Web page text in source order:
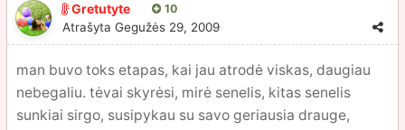
Gretutyte 10
Atrašyta Gegužės 29, 2009
man buvo toks etapas, kai jau atrodė viskas, daugiau
nebegaliu. tėvai skyrėsi, mirė senelis, kitas senelis
sunkiai sirgo, susipykau su savo geriausia drauge,